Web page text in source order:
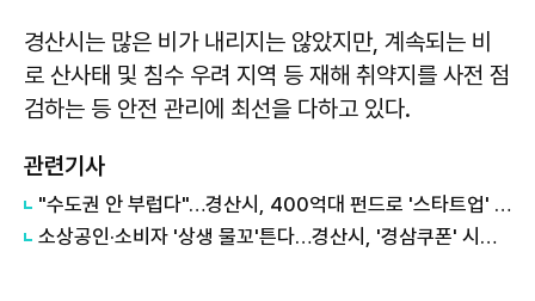
경산시는 많은 비가 내리지는 않았지만, 계속되는 비
로 산사태 및 침수 우려 지역 등 재해 취약지를 사전 점
검하는 등 안전 관리에 최선을 다하고 있다.
관련기사
"수도권 안 부럽다"…경산시, 400억대 펀드로 '스타트업' 정조준
소상공인·소비자 '상생 물꼬'튼다…경산시, '경삼쿠폰' 시행으로 외식비 부담 완화